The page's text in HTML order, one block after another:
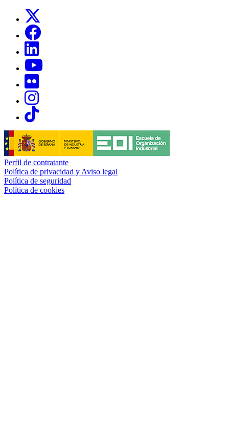
Links, Opens in this window
Links, Opens in this window
Links, Opens in this window
Links, Opens in this window
Links, Opens in this window
Perfil de contratante
Política de privacidad y Aviso legal
Política de seguridad
Política de cookies